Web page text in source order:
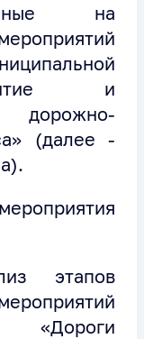
на
и
(далее -
этапов